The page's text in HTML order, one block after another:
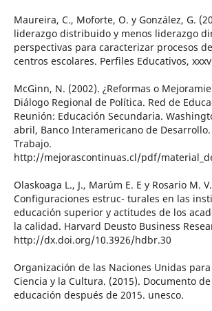
Maureira, C., Moforte, O. y González, G.
liderazgo distribuido y menos liderazgo
perspectivas para caracterizar procesos
centros escolares. Perfiles Educativos,
McGinn, N. (2002). ¿Reformas o
Diálogo Regional de Política. Red de
Reunión: Educación Secundaria.
abril, Banco Interamericano de
Trabajo.
http://mejorascontinuas.cl/pdf/
Olaskoaga L., J., Marúm E. E y Rosario M.
Configuraciones estruc- turales en las
educación superior y actitudes de los
la calidad. Harvard Deusto Business
http://dx.doi.org/10.3926/hdbr.30
Organización de las Naciones Unidas
Ciencia y la Cultura. (2015). Documento
educación después de 2015. unesco.